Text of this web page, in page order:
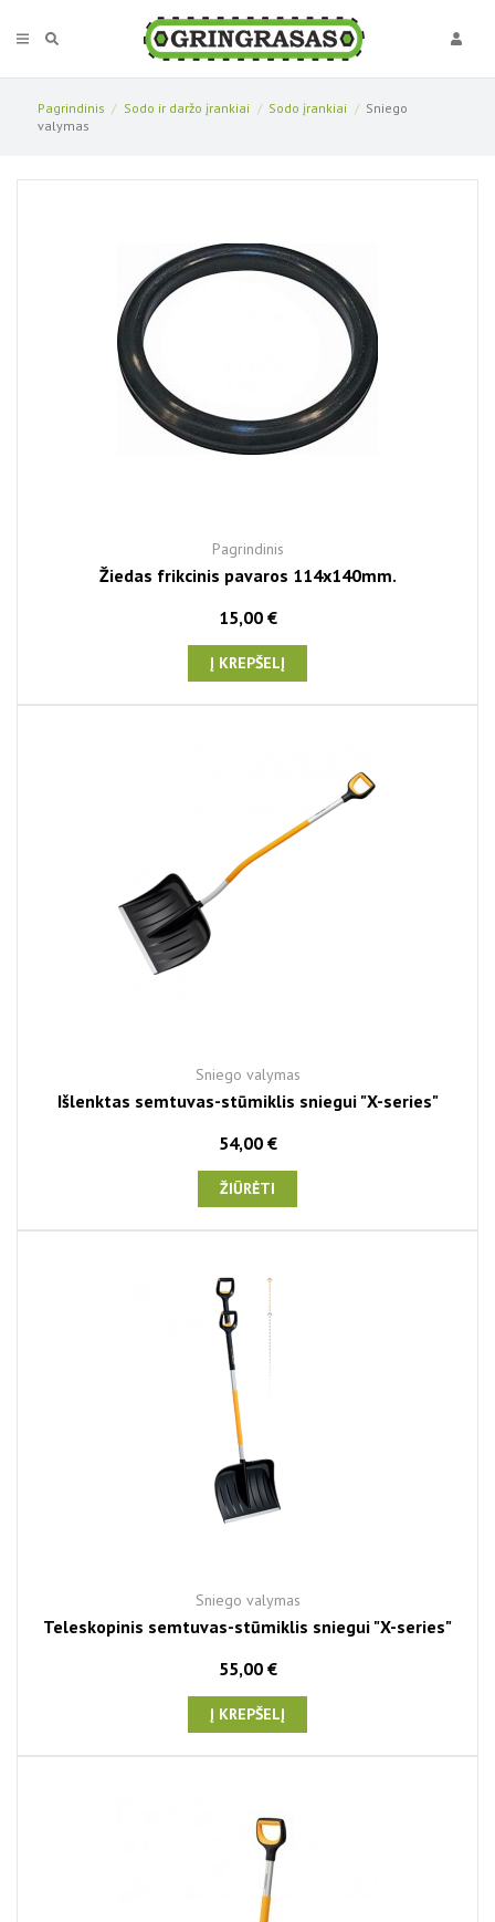
Pagrindinis Sodo ir daržo įrankiai Sodo įrankiai
Sniego
valymas
Pagrindinis
Žiedas frikcinis pavaros 114x140mm.
15,00 €
Į KREPŠELĮ
Sniego valymas
Išlenktas semtuvas-stūmiklis sniegui "X-series"
54,00 €
ŽIŪRĖTI
Sniego valymas
Teleskopinis semtuvas-stūmiklis sniegui "X-series"
55,00 €
Į KREPŠELĮ